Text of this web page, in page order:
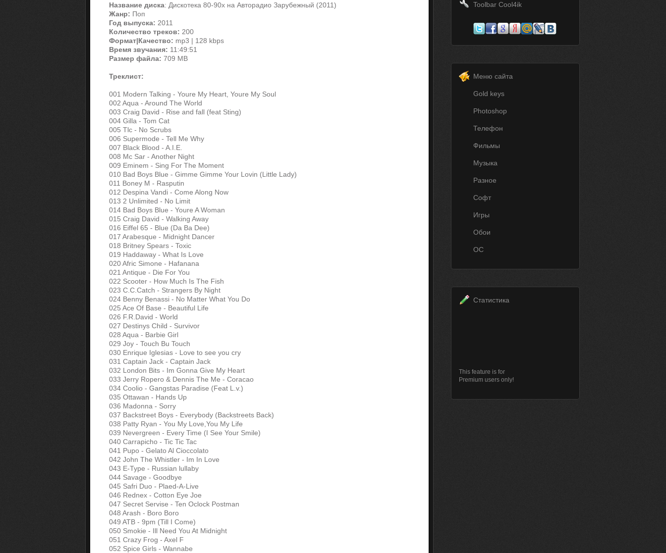
Название диска: Дискотека 80-90х на Авторадио Зарубежный (2011)
Жанр: Поп
Год выпуска: 2011
Количество треков: 200
Формат|Качество: mp3 | 128 kbps
Время звучания: 11:49:51
Размер файла: 709 MB
Треклист:
001 Modern Talking - Youre My Heart, Youre My Soul
002 Aqua - Around The World
003 Craig David - Rise and fall (feat Sting)
004 Gilla - Tom Cat
005 Tlc - No Scrubs
006 Supermode - Tell Me Why
007 Black Blood - A.I.E.
008 Mc Sar - Another Night
009 Eminem - Sing For The Moment
010 Bad Boys Blue - Gimme Gimme Your Lovin (Little Lady)
011 Boney M - Rasputin
012 Despina Vandi - Come Along Now
013 2 Unlimited - No Limit
014 Bad Boys Blue - Youre A Woman
015 Craig David - Walking Away
016 Eiffel 65 - Blue (Da Ba Dee)
017 Arabesque - Midnight Dancer
018 Britney Spears - Toxic
019 Haddaway - What Is Love
020 Afric Simone - Hafanana
021 Antique - Die For You
022 Scooter - How Much Is The Fish
023 C.C.Catch - Strangers By Night
024 Benny Benassi - No Matter What You Do
025 Ace Of Base - Beautiful Life
026 F.R.David - World
027 Destinys Child - Survivor
028 Aqua - Barbie Girl
029 Joy - Touch Bu Touch
030 Enrique Iglesias - Love to see you cry
031 Captain Jack - Captain Jack
032 London Bits - Im Gonna Give My Heart
033 Jerry Ropero & Dennis The Me - Coracao
034 Coolio - Gangstas Paradise (Feat L.v.)
035 Ottawan - Hands Up
036 Madonna - Sorry
037 Backstreet Boys - Everybody (Backstreets Back)
038 Patty Ryan - You My Love,You My Life
039 Nevergreen - Every Time (I See Your Smile)
040 Carrapicho - Tic Tic Tac
041 Pupo - Gelato Al Cioccolato
042 John The Whistler - Im In Love
043 E-Type - Russian lullaby
044 Savage - Goodbye
045 Safri Duo - Plaed-A-Live
046 Rednex - Cotton Eye Joe
047 Secret Servise - Ten Oclock Postman
048 Arash - Boro Boro
049 ATB - 9pm (Till I Come)
050 Smokie - Ill Need You At Midnight
051 Crazy Frog - Axel F
052 Spice Girls - Wannabe
Toolbar Cool4ik
Меню сайта
Gold keys
Photoshop
Телефон
Фильмы
Музыка
Разное
Софт
Игры
Обои
ОС
Статистика
This feature is for
Premium users only!